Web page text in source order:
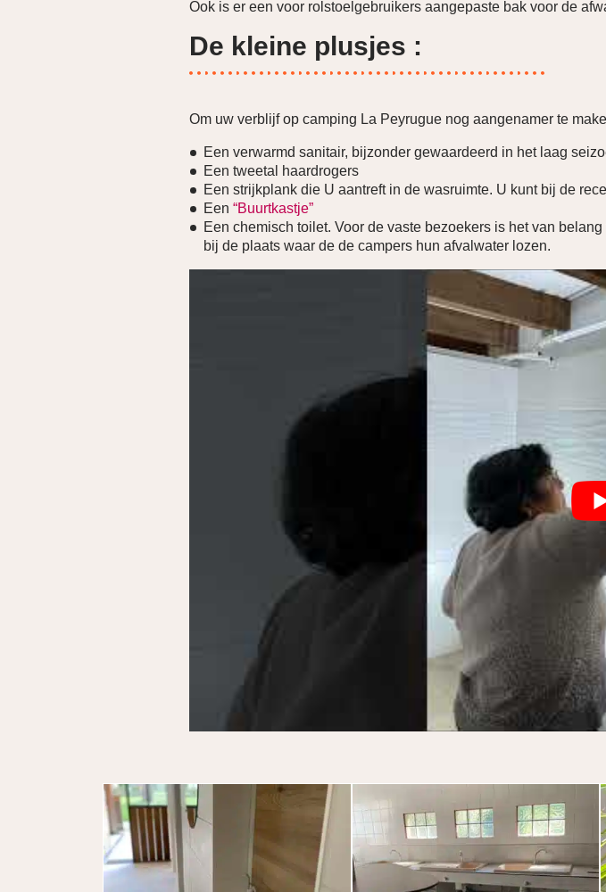
Ook is er een voor rolstoelgebruikers aangepaste bak voor de
De kleine plusjes :
Om uw verblijf op camping La Peyrugue nog aangenamer te
Een verwarmd sanitair, bijzonder gewaardeerd in het laag
Een tweetal haardrogers
Een strijkplank die U aantreft in de wasruimte. U kunt bij de
Een “Buurtkastje”
Een chemisch toilet. Voor de vaste bezoekers is het van
bij de plaats waar de de campers hun afvalwater lozen.